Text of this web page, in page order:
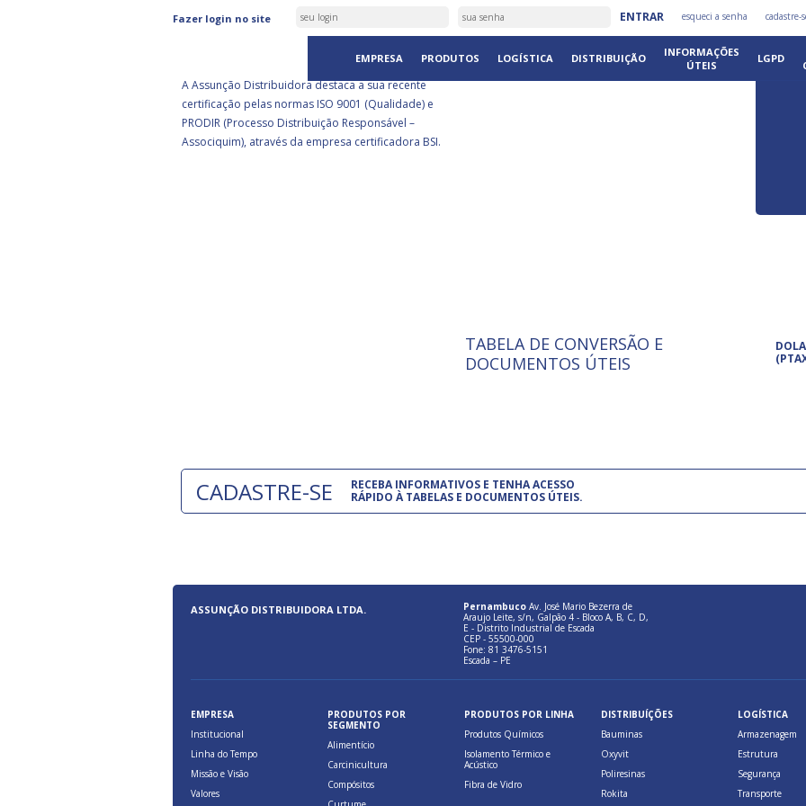
Fazer login no site ENTRAR esqueci a senha cadastre-
EMPRESA PRODUTOS LOGÍSTICA DISTRIBUIÇÃO
INFORMAÇÕES
ÚTEIS
LGPD
ASSUNÇÃO DISTRIBUIDORA É
CERTIFICADA PELA BSI
A Assunção Distribuidora destaca a sua recente
certificação pelas normas ISO 9001 (Qualidade) e
PRODIR (Processo Distribuição Responsável –
Associquim), através da empresa certificadora BSI.
ISO 9001: 2015
A International Organization for
Standardization é um conjunto de
TABELA DE CONVERSÃO E
DOCUMENTOS ÚTEIS
CADASTRE-SE
RECEBA INFORMATIVOS E TENHA ACESSO
RÁPIDO À TABELAS E DOCUMENTOS ÚTEIS.
ASSUNÇÃO DISTRIBUIDORA LTDA. Pernambuco Av. José Mario Bezerra de
Araujo Leite, s/n, Galpão 4 - Bloco A, B, C, D,
E - Distrito Industrial de Escada
CEP - 55500-000
Fone: 81 3476-5151
Escada – PE
EMPRESA
Institucional
Linha do Tempo
Missão e Visão
Valores
PRODUTOS POR
SEGMENTO
Alimentício
Carcinicultura
Compósitos
PRODUTOS POR LINHA
Produtos Químicos
Isolamento Térmico e
Acústico
Fibra de Vidro
DISTRIBUÍÇÕES
Bauminas
Oxyvit
Poliresinas
Rokita
LOGÍSTICA
Armazenagem
Estrutura
Segurança
Transporte